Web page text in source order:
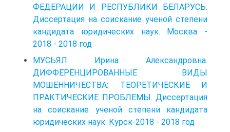
ФЕДЕРАЦИИ И РЕСПУБЛИКИ БЕЛАРУСЬ.
Диссертация на соискание ученой степени
кандидата юридических наук. Москва -
2018 - 2018 год
МУСЬЯЛ Ирина Александровна.
ДИФФЕРЕНЦИРОВАННЫЕ ВИДЫ
МОШЕННИЧЕСТВА: ТЕОРЕТИЧЕСКИЕ И
ПРАКТИЧЕСКИЕ ПРОБЛЕМЫ. Диссертация
на соискание ученой степени кандидата
юридических наук. Курск-2018 - 2018 год